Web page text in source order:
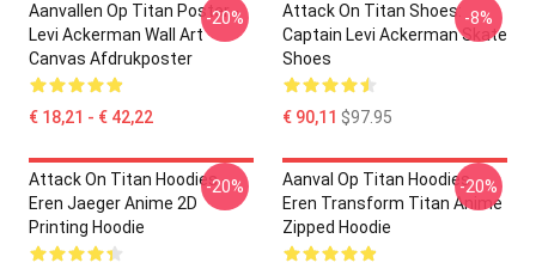
Aanvallen Op Titan Poster -
Levi Ackerman Wall Art
Canvas Afdrukposter
€ 18,21 - € 42,22
-20%
Attack On Titan Shoes:
Captain Levi Ackerman Skate
Shoes
€ 90,11 $97.95
-8%
Attack On Titan Hoodies -
Eren Jaeger Anime 2D
Printing Hoodie
-20%
Aanval Op Titan Hoodies
Eren Transform Titan Anime
Zipped Hoodie
-20%